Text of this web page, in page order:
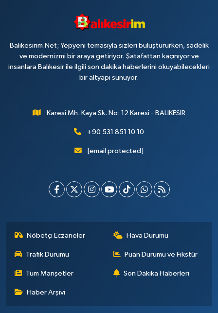
Balikesirim.Net; Yepyeni temasıyla sizleri buluştururken, sadelik
ve modernizmi bir araya getiriyor. Şatafattan kaçınıyor ve
insanlara Balıkesir ile ilgili son dakika haberlerini okuyabilecekleri
bir altyapı sunuyor.
Karesi Mh. Kaya Sk. No: 12 Karesi - BALIKESİR
+90 531 851 10 10
[email protected]
Nöbetçi Eczaneler Hava Durumu
Trafik Durumu Puan Durumu ve Fikstür
Tüm Manşetler Son Dakika Haberleri
Haber Arşivi